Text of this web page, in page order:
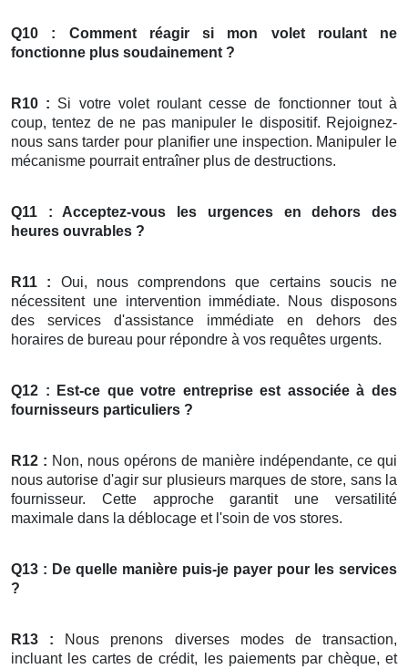
Q10 : Comment réagir si mon volet roulantne
fonctionne plus soudainement ?
R10 : Si votre volet roulant cesse de fonctionner tout à
coup, tentez de ne pas manipuler le dispositif. Rejoignez-
nous sans tarder pour planifier une inspection. Manipuler le
mécanisme pourrait entraîner plus de destructions.
Q11 : Acceptez-vous les urgences en dehors des
heures ouvrables ?
R11 : Oui, nous comprendons que certains soucis ne
nécessitent une intervention immédiate. Nous disposons
des services d'assistance immédiate en dehors des
horaires de bureau pour répondre à vos requêtes urgents.
Q12 : Est-ce que votre entreprise est associée à des
fournisseurs particuliers ?
R12 : Non, nous opérons de manière indépendante, ce qui
nous autorise d'agir sur plusieurs marques de store, sans la
fournisseur. Cette approche garantit une versatilité
maximale dans la déblocage et l'soin de vos stores.
Q13 : De quelle manière puis-je payer pour les services
?
R13 : Nous prenons diverses modes de transaction,
incluant les cartes de crédit, les paiements par chèque, et